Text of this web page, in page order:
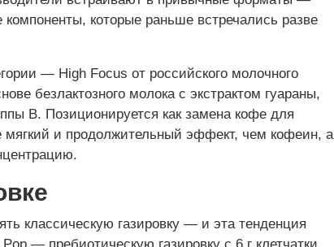
которые раньше встречались разве
— High Focus от российского молочного
безлактозного молока с экстрактом гуараны,
B. Позиционируется как замена кофе для
мягкий и продолжительный эффект, чем кофеин, а
классическую газировку — и эта тенденция